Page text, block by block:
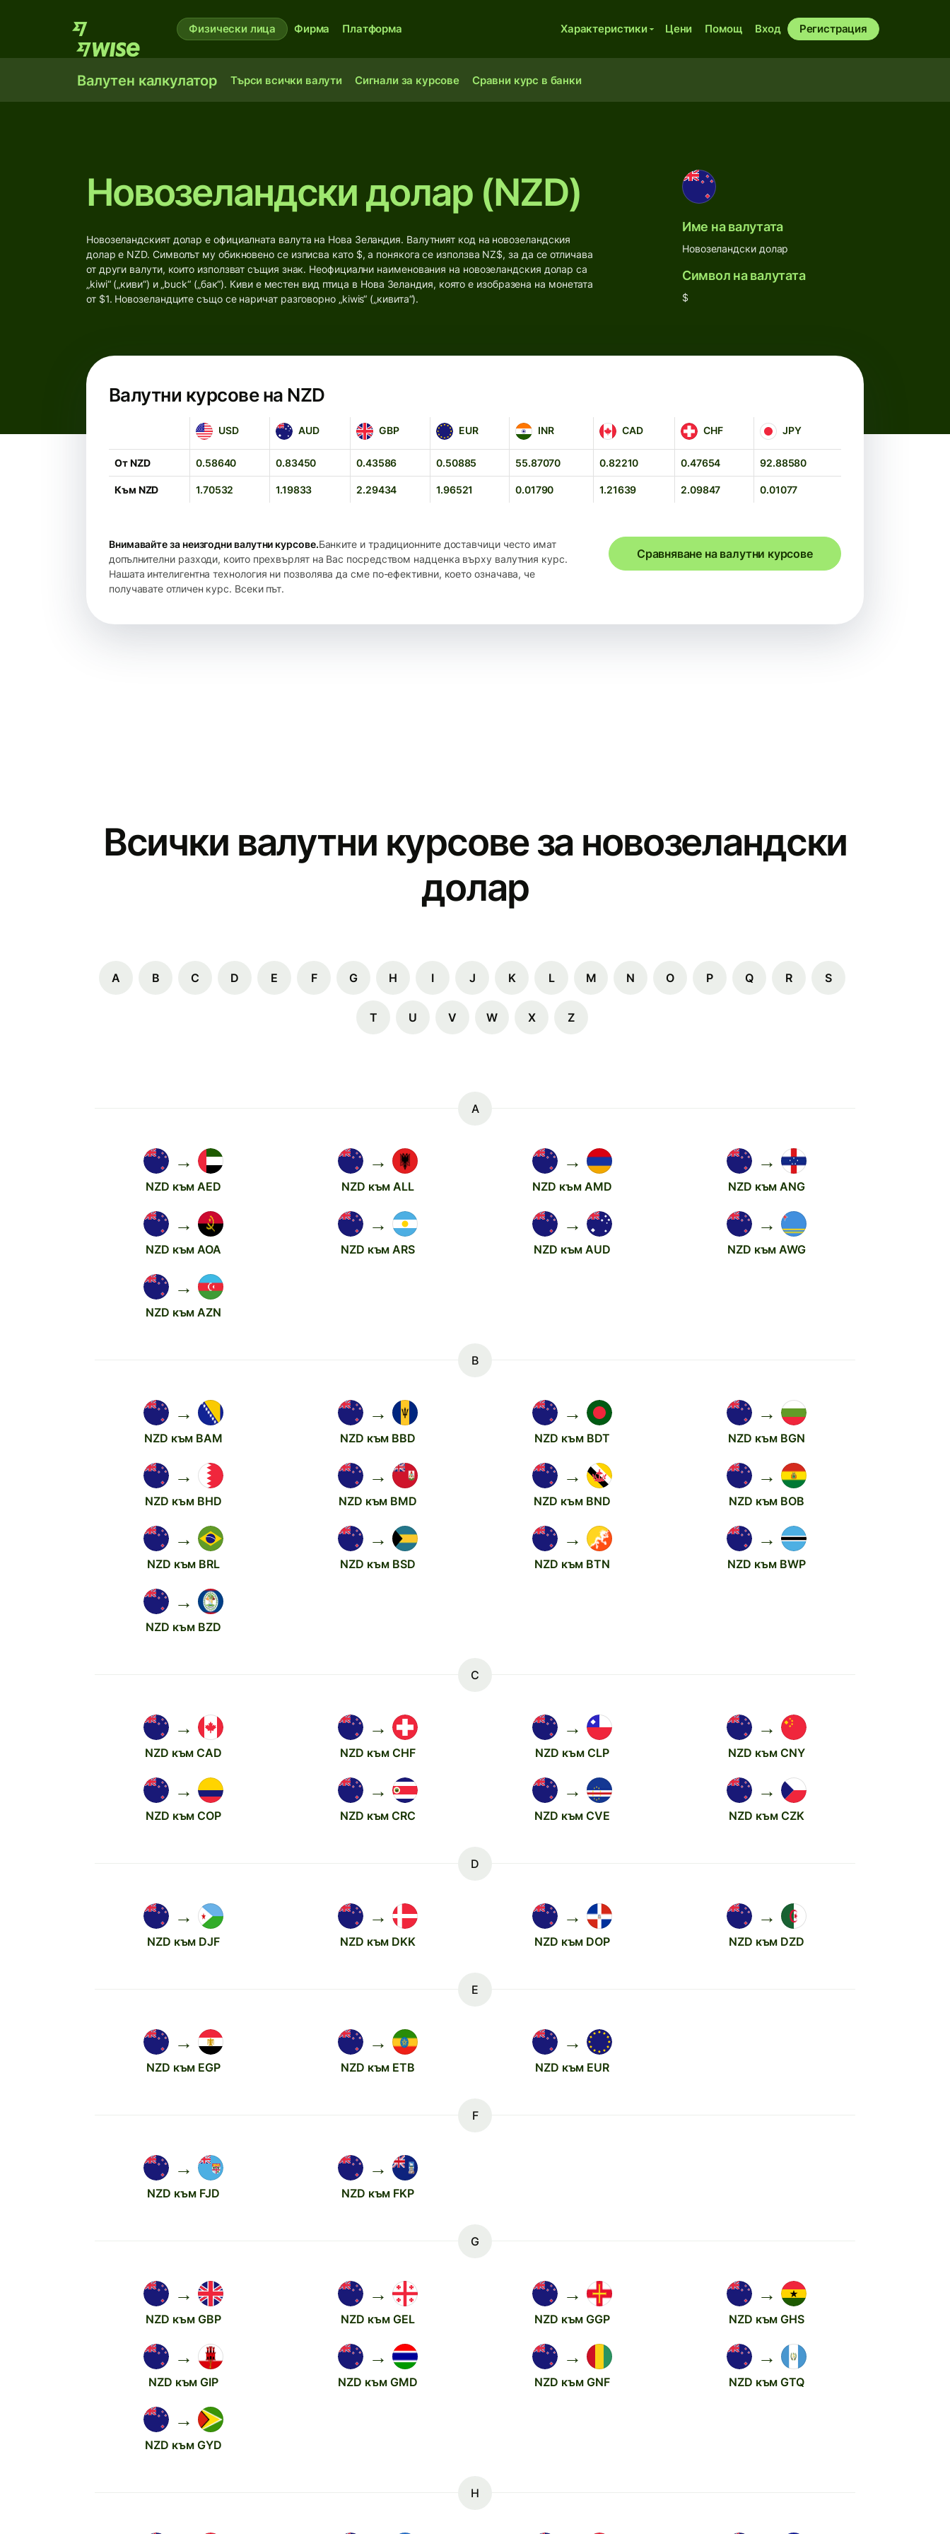
Физически лица Фирма Платформа Характеристики Цени Помощ Вход Регистрация
Валутен калкулатор Търси всички валути Сигнали за курсове Сравни курс в банки
Новозеландски долар (NZD)
Новозеландският долар е официалната валута на Нова Зеландия. Валутният код на новозеландския
долар е NZD. Символът му обикновено се изписва като $, а понякога се използва NZ$, за да се отличава
от други валути, които използват същия знак. Неофициални наименования на новозеландския долар са
„kiwi“ („киви“) и „buck“ („бак“). Киви е местен вид птица в Нова Зеландия, която е изобразена на монетата
от $1. Новозеландците също се наричат разговорно „kiwis“ („кивита“).
Име на валутата
Новозеландски долар
Символ на валутата
$
Валутни курсове на NZD
USD
USD AUD
AUD GBP
GBP EUR
EUR INR
INR CAD
CAD CHF
CHF JPY
JPY
От NZD 0.58640 0.83450 0.43586 0.50885 55.87070 0.82210 0.47654 92.88580
Към NZD 1.70532 1.19833 2.29434 1.96521 0.01790 1.21639 2.09847 0.01077
Внимавайте за неизгодни валутни курсове.Банките и традиционните доставчици често имат
допълнителни разходи, които прехвърлят на Вас посредством надценка върху валутния курс.
Нашата интелигентна технология ни позволява да сме по-ефективни, което означава, че
получавате отличен курс. Всеки път.
Сравняване на валутни курсове
Всички валутни курсове за новозеландски
долар
A B C D E F G H I J K L M N O P Q R S
T U V W X Z
A
→
NZD към AED
→
NZD към ALL
→
NZD към AMD
→
NZD към ANG
→
NZD към AOA
→
NZD към ARS
→
NZD към AUD
→
NZD към AWG
→
NZD към AZN
B
→
NZD към BAM
→
NZD към BBD
→
NZD към BDT
→
NZD към BGN
→
NZD към BHD
→
NZD към BMD
→
NZD към BND
→
NZD към BOB
→
NZD към BRL
→
NZD към BSD
→
NZD към BTN
→
NZD към BWP
→
NZD към BZD
C
→
NZD към CAD
→
NZD към CHF
→
NZD към CLP
→
NZD към CNY
→
NZD към COP
→
NZD към CRC
→
NZD към CVE
→
NZD към CZK
D
→
NZD към DJF
→
NZD към DKK
→
NZD към DOP
→
NZD към DZD
E
→
NZD към EGP
→
NZD към ETB
→
NZD към EUR
F
→
NZD към FJD
→
NZD към FKP
G
→
NZD към GBP
→
NZD към GEL
→
NZD към GGP
→
NZD към GHS
→
NZD към GIP
→
NZD към GMD
→
NZD към GNF
→
NZD към GTQ
→
NZD към GYD
H